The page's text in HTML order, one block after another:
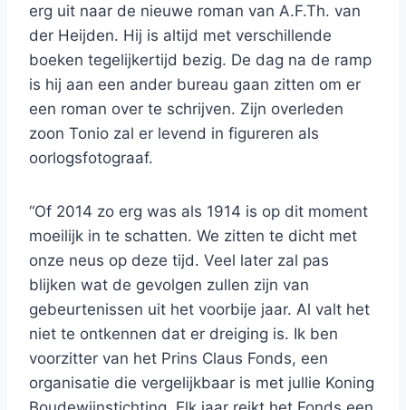
erg uit naar de nieuwe roman van A.F.Th. van
der Heijden. Hij is altijd met verschillende
boeken tegelijkertijd bezig. De dag na de ramp
is hij aan een ander bureau gaan zitten om er
een roman over te schrijven. Zijn overleden
zoon Tonio zal er levend in figureren als
oorlogsfotograaf.
“Of 2014 zo erg was als 1914 is op dit moment
moeilijk in te schatten. We zitten te dicht met
onze neus op deze tijd. Veel later zal pas
blijken wat de gevolgen zullen zijn van
gebeurtenissen uit het voorbije jaar. Al valt het
niet te ontkennen dat er dreiging is. Ik ben
voorzitter van het Prins Claus Fonds, een
organisatie die vergelijkbaar is met jullie Koning